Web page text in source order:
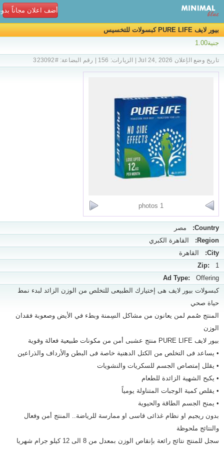
أضف اعلان مجاناً
بيور لايف PURE LIFE كبسولات للتخسيس
جنية1.00
تاريخ وضع الإعلان Jul 24, 2026 | الزيارات: 156 | رقم البضاعة: #323092
1 photos
Country:
مصر
Region:
القاهرة الكبري
City:
القاهرة
Zip: 1
Ad Type: Offering
كبسولات بيور لايف هى إختيارك الطبيعى للتخلص من الوزن الزائد لبدء نمط
حياة صحي
المنتج صُمم لمن يعانون من مشاكل السِمنة وبطء في الأيض وصعوبة فقدان
الوزن
بيور لايف PURE LIFE منتج عشبى أمن من مكونات طبيعية فعالة وقوية
• يساعد فى التخلص من الكتل الدهنية خاصة فى البطن والأرداف والذراعين
• يقلل إمتصاص الجسم للسكريات والنشويات
• يكبح الشهية الزائدة للطعام
• يقلص كمية الوجبات المتناولة يومياً
• يمنح الجسم الطاقة والحيوية
بدون ريجيم او نظام غذائى قاسى او ممارسة للرياضة.. المنتج أمن وفعال
والنتائج ملحوظة
سجل للمنتج نتائج رائعة بإنقاص الوزن بمعدل من 8 الى 12 كيلو جرام شهريا